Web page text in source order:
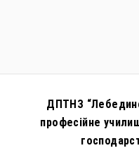
ДПТНЗ
професійне